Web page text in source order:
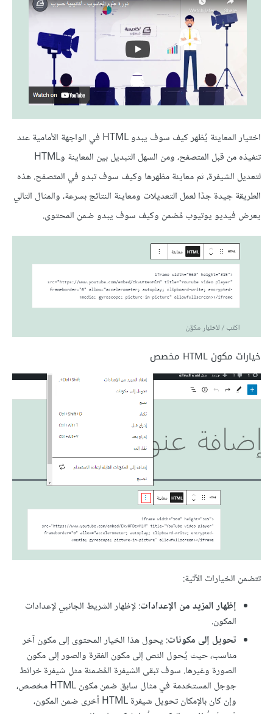
اختيار المعاينة يُظهر كيف سوف يبدو HTML في الواجهة الأمامية عند
تنفيذه من قبل المتصفح، ومن السهل التبديل بين المعاينة وHTML
لتعديل الشيفرة، ثم معاينة مظهرها وكيف سوف تبدو في المتصفح. هذه
الطريقة جيدة جدًا لعمل التعديلات ومعاينة النتائج بسرعة، والمثال التالي
يعرض فيديو يوتيوب مُضمن وكيف سوف يبدو ضمن المحتوى.
خيارات مكون HTML مخصص
تتضمن الخيارات الآتية:
إظهار المزيد من الإعدادات: لإظهار الشريط الجانبي لإعدادات
المكون.
تحويل إلى مكونات: يحول هذا الخيار المحتوى إلى مكون آخر
مناسب، حيث يُحول النص إلى مكون الفقرة والصور إلى مكون
الصورة وغيرها. سوف تبقى الشيفرة المُضمنة مثل شيفرة خرائط
جوجل المستخدمة في مثال سابق ضمن مكون HTML مخصص،
وإن كان بالإمكان تحويل شيفرة HTML أخرى ضمن المكون،